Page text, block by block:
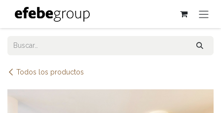
Ir al contenido
Todos los productos